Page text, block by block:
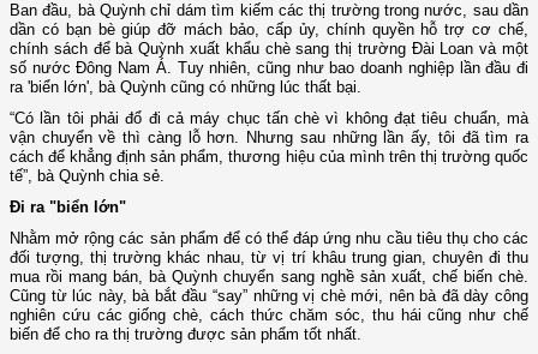
Ban đầu, bà Quỳnh chỉ dám tìm kiếm các thị trường trong nước, sau dần
dần có bạn bè giúp đỡ mách bảo, cấp ủy, chính quyền hỗ trợ cơ chế,
chính sách để bà Quỳnh xuất khẩu chè sang thị trường Đài Loan và một
số nước Đông Nam Á. Tuy nhiên, cũng như bao doanh nghiệp lần đầu đi
ra 'biển lớn', bà Quỳnh cũng có những lúc thất bại.
“Có lần tôi phải đổ đi cả máy chục tấn chè vì không đạt tiêu chuẩn, mà
vận chuyển về thì càng lỗ hơn. Nhưng sau những lần ấy, tôi đã tìm ra
cách để khẳng định sản phẩm, thương hiệu của mình trên thị trường quốc
tế”, bà Quỳnh chia sẻ.
Đi ra "biển lớn"
Nhằm mở rộng các sản phẩm để có thể đáp ứng nhu cầu tiêu thụ cho các
đối tượng, thị trường khác nhau, từ vị trí khâu trung gian, chuyên đi thu
mua rồi mang bán, bà Quỳnh chuyển sang nghề sản xuất, chế biến chè.
Cũng từ lúc này, bà bắt đầu “say” những vị chè mới, nên bà đã dày công
nghiên cứu các giống chè, cách thức chăm sóc, thu hái cũng như chế
biến để cho ra thị trường được sản phẩm tốt nhất.